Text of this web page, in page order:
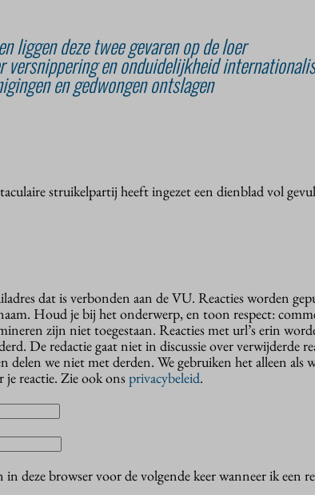
liggen deze twee gevaren op de loer
versnippering en onduidelijkheid
en gedwongen ontslagen
struikelpartij heeft ingezet een dienblad vol
dat is verbonden aan de VU. Reacties worden
Houd je bij het onderwerp, en toon respect:
zijn niet toegestaan. Reacties met url’s erin
De redactie gaat niet in discussie over verwijderde
delen we niet met derden. We gebruiken het alleen als
reactie. Zie ook onsprivacybeleid.
deze browser voor de volgende keer wanneer ik een